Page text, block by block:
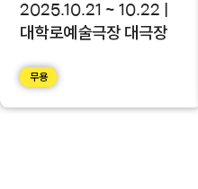
2025.10.21 ~ 10.22 |
대학로예술극장 대극장
무용